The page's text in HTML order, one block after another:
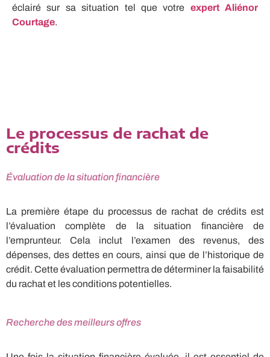
éclairé sur sa situation tel que votre expert Aliénor
Courtage.
Le processus de rachat de
crédits
Évaluation de la situation financière
La première étape du processus de rachat de crédits est
l’évaluation complète de la situation financière de
l’emprunteur. Cela inclut l’examen des revenus, des
dépenses, des dettes en cours, ainsi que de l’historique de
crédit. Cette évaluation permettra de déterminer la faisabilité
du rachat et les conditions potentielles.
Recherche des meilleurs offres